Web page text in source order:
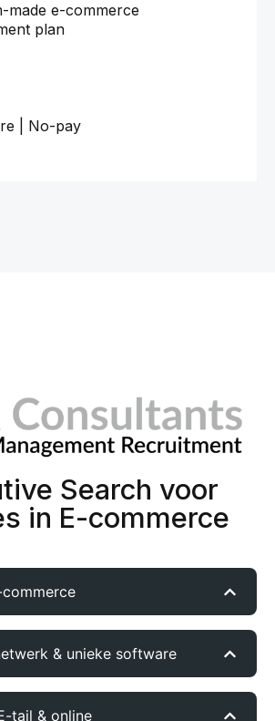
made e-commerce
plan
| No-pay
& unieke software
tail & online
Search voor
in E-commerce